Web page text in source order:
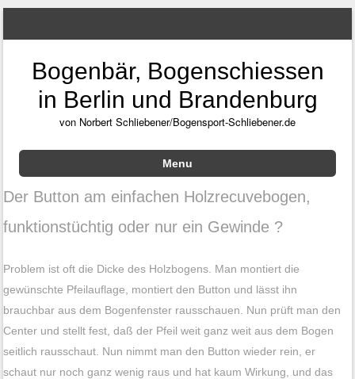
Bogenbär, Bogenschiessen
in Berlin und Brandenburg
von Norbert Schliebener/Bogensport-Schliebener.de
Menu
Skip to content
Der Button am einfachen Holzrecuvebogen,
funktionstüchtig oder nur ein Gewinde ?
Problem ist oft die Dicke des Holzbogens. Man montiert die
gewünschte Pfeilauflage, montiert den Button und lässt ihn
brauchbar aus dem Bogenfenster rausschauen. Nun prüft man den
Center und stellt fest, daß der Pfeil weit ganz weit aus dem Bogen
seitlich rausschaut. Nun nimmt man den Button wieder rein, er
schaut nur noch ganz wenig raus und hat kaum Wirkung, und das